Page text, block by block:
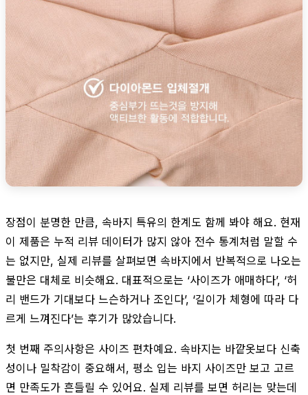
장점이 분명한 만큼, 속바지 특유의 한계도 함께 봐야 해요. 현재
이 제품은 누적 리뷰 데이터가 많지 않아 전수 통계처럼 말할 수
는 없지만, 실제 리뷰를 살펴보면 속바지에서 반복적으로 나오는
불만은 대체로 비슷해요. 대표적으로는 ‘사이즈가 애매하다’, ‘허
리 밴드가 기대보다 느슨하거나 조인다’, ‘길이가 체형에 따라 다
르게 느껴진다’는 후기가 많았습니다.
첫 번째 주의사항은 사이즈 편차예요. 속바지는 바깥옷보다 신축
성이나 밀착감이 중요해서, 평소 입는 바지 사이즈만 보고 고르
면 만족도가 흔들릴 수 있어요. 실제 리뷰를 보면 허리는 맞는데